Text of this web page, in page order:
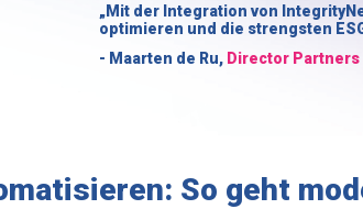
„Mit der Integration von
optimieren und die strengsten
- Maarten de Ru, Director Partners
So geht